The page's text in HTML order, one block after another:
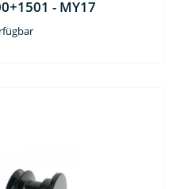
- MY17